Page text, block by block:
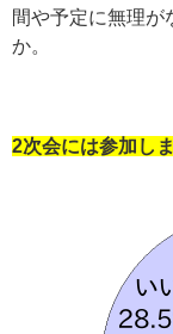
間や予定に無理が
か。
2次会には参加し